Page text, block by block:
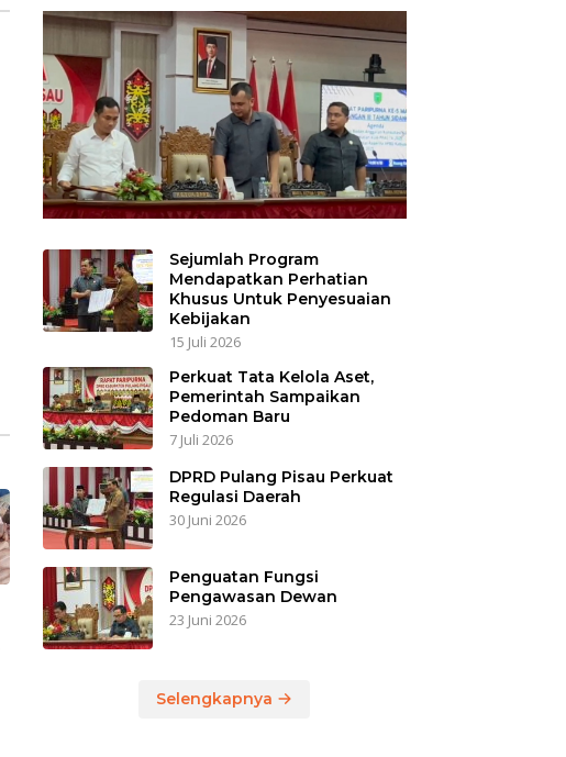
Sejumlah Program
Mendapatkan Perhatian
Khusus Untuk Penyesuaian
Kebijakan
15 Juli 2026
Perkuat Tata Kelola Aset,
Pemerintah Sampaikan
Pedoman Baru
7 Juli 2026
DPRD Pulang Pisau Perkuat
Regulasi Daerah
30 Juni 2026
Penguatan Fungsi
Pengawasan Dewan
23 Juni 2026
Selengkapnya